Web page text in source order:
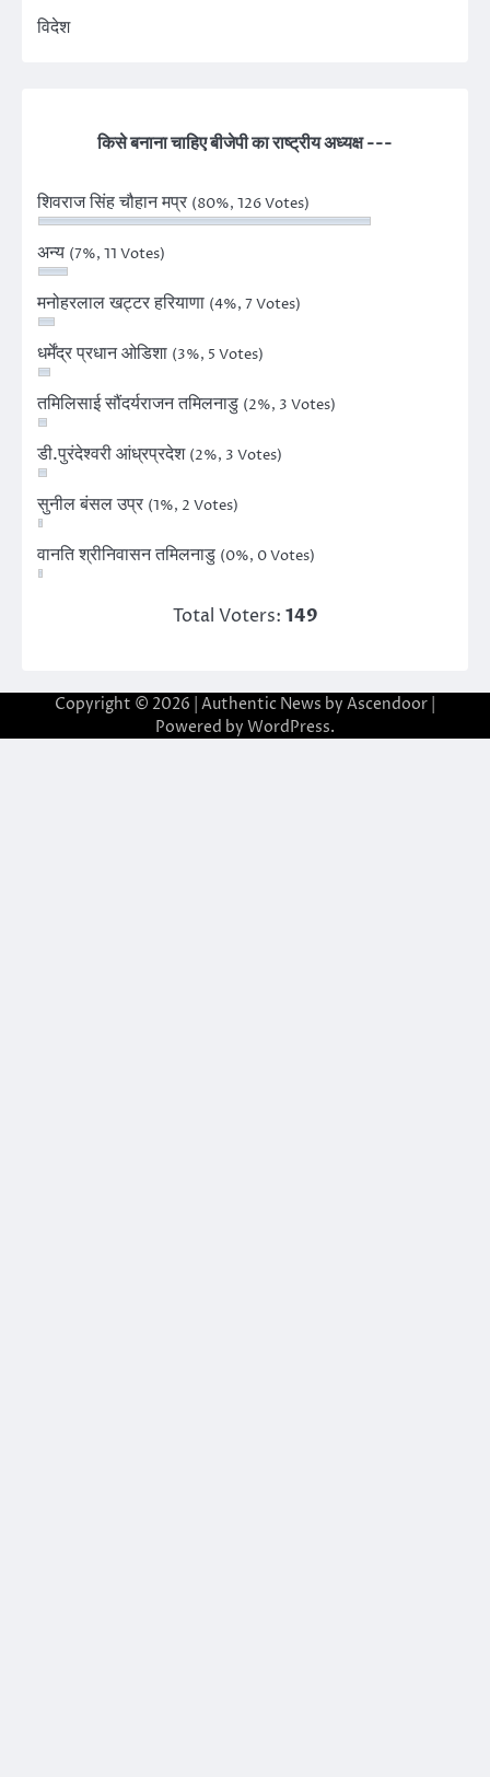
विदेश
किसे बनाना चाहिए बीजेपी का राष्ट्रीय अध्यक्ष ---
शिवराज सिंह चौहान मप्र (80%, 126 Votes)
अन्य (7%, 11 Votes)
मनोहरलाल खट्टर हरियाणा (4%, 7 Votes)
धर्मेंद्र प्रधान ओडिशा (3%, 5 Votes)
तमिलिसाई सौंदर्यराजन तमिलनाडु (2%, 3 Votes)
डी.पुरंदेश्वरी आंध्रप्रदेश (2%, 3 Votes)
सुनील बंसल उप्र (1%, 2 Votes)
वानति श्रीनिवासन तमिलनाडु (0%, 0 Votes)
Total Voters: 149
Copyright © 2026 | Authentic News by Ascendoor
Powered by WordPress.